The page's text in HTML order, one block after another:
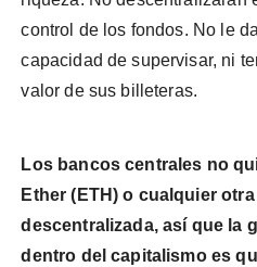
control de los fondos. No le
capacidad de supervisar, ni
valor de sus billeteras.
Los bancos centrales no
Ether (ETH) o cualquier
descentralizada, así que la
dentro del capitalismo es